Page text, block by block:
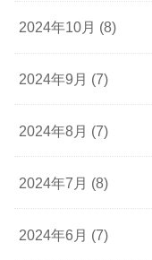
2024年10月 (8)
2024年9月 (7)
2024年8月 (7)
2024年7月 (8)
2024年6月 (7)